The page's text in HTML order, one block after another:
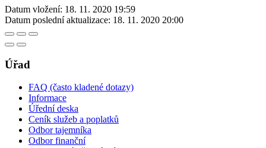
Datum vložení: 18. 11. 2020 19:59
Datum poslední aktualizace: 18. 11. 2020 20:00
Úřad
FAQ (často kladené dotazy)
Informace
Úřední deska
Ceník služeb a poplatků
Odbor tajemníka
Odbor finanční